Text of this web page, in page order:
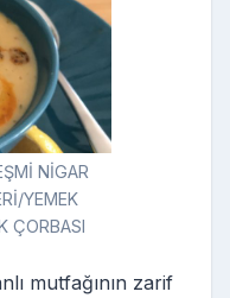
NİGAR
YEMEK
ÇORBASI
mutfağının zarif